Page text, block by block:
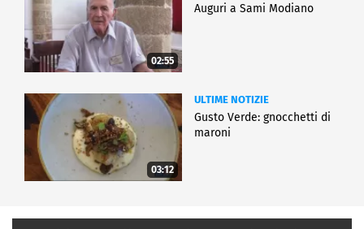
02:55
Auguri a Sami Modiano
03:12
ULTIME NOTIZIE
Gusto Verde: gnocchetti di
maroni